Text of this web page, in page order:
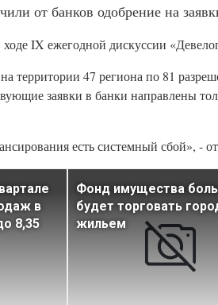
от банков одобрение на
IX ежегодной дискуссии
территории 47 региона по 81
заявки в банки направлены
есть системный сбой», -
в
8,35
Фонд имущества
будет торговать
жильем